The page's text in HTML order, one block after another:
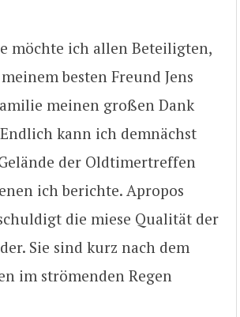
möchte ich allen Beteiligten,
besten Freund Jens
meinen großen Dank
kann ich demnächst
der Oldtimertreffen
ich berichte. Apropos
die miese Qualität der
Sie sind kurz nach dem
im strömenden Regen